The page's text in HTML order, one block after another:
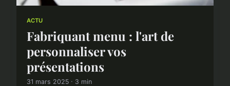
ACTU
Fabriquant menu : l'art de
personnaliser vos
présentations
31 mars 2025 · 3 min